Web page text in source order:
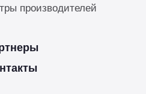
производителей